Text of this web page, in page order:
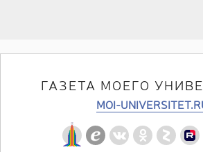
ГАЗЕТА МОЕГО
MOI-